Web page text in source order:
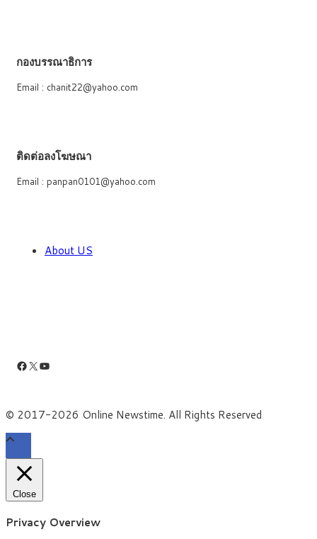
กองบรรณาธิการ
Email : chanit22@yahoo.com
ติดต่อลงโฆษณา
Email : panpan0101@yahoo.com
About US
Facebook
X YouTube
© 2017-2026 Online Newstime. All Rights Reserved
Close
Privacy Overview